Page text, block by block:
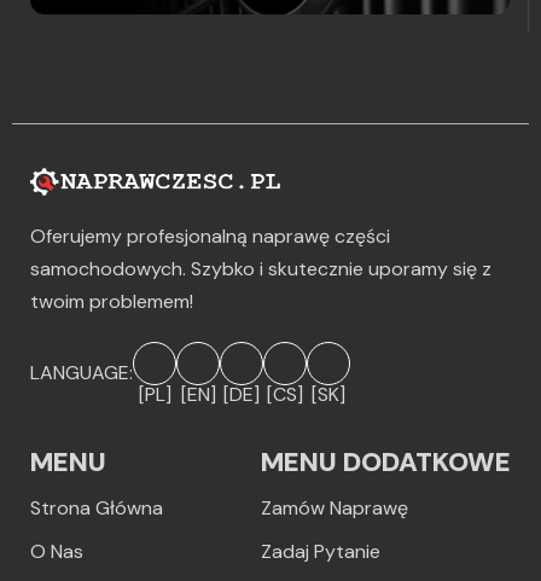
Oferujemy profesjonalną naprawę części
samochodowych. Szybko i skutecznie uporamy się z
twoim problemem!
LANGUAGE:
[PL] [EN] [DE] [CS] [SK]
MENU
Strona Główna
O Nas
MENU DODATKOWE
Zamów Naprawę
Zadaj Pytanie